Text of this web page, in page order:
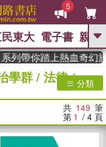
5
GO
吾 、 高希均教授回憶錄
、 、 如果歷
暑期推薦 、 國際布克
台灣的李
數學女孩：黎曼猜想 、
經
東大 電子書 親子
踏上熱血奇幻旅程
學群/ 法律/分類
共 149 筆
第 1 / 4 頁